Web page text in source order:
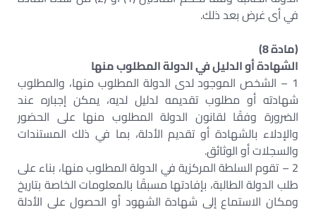
في أى غرض بعد ذلك.
(مادة 8)
الشهادة أو الدليل في الدولة المطلوب منها
1 – الشخص الموجود لدى الدولة المطلوب منها، والمطلوب
شهادته أو مطلوب تقديمه لدليل لديه، يمكن إجباره عند
الضرورة وفقًا لقانون الدولة المطلوب منها على الحضور
والإدلاء بالشهادة أو تقديم الأدلة، بما في ذلك المستندات
والسجلات أو الوثائق.
2 – تقوم السلطة المركزية في الدولة المطلوب منها، بناء على
طلب الدولة الطالبة، بإفادتها مسبقًا بالمعلومات الخاصة بتاريخ
ومكان الاستماع إلى شهادة الشهود أو الحصول على الأدلة